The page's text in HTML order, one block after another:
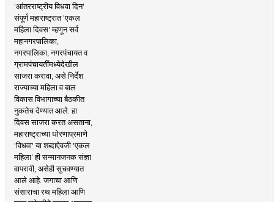
'आंतरराष्ट्रीय विधवा दिन'
संपूर्ण महाराष्ट्रात 'एकल
महिला दिवस' म्हणून सर्व
महानगरपालिका,
नगरपालिका, नगरपंचायत व
ग्रामपंचायतींमध्येदेखील
साजरा करावा, असे निर्देश
राज्याच्या महिला व बाल
विकास विभागाच्या बैठकीत
नुकतेच देण्यात आले. हा
दिवस साजरा करत असताना,
महाराष्ट्राच्या धोरणाप्रमाणे
'विधवा' या शब्दाऐवजी 'एकल
महिला' ही सन्मानजनक संज्ञा
वापरावी, असेही सुचवण्यात
आले आहे. जगाचा आणि
संसाराचा रथ महिला आणि